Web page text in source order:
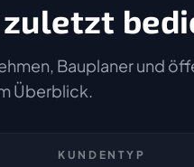
Bauplaner und
Überblick.
KUNDENTYP